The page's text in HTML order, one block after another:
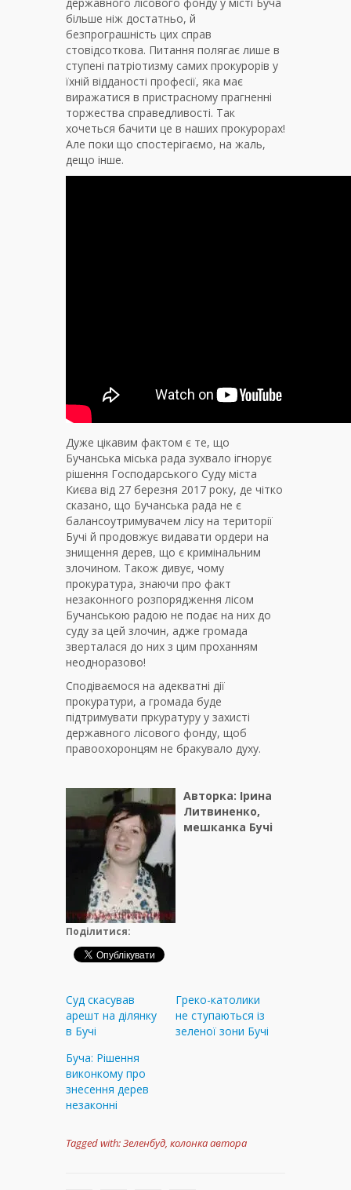
більше ніж достатньо, й
безпрограшність цих справ
стовідсоткова. Питання полягає лише в
ступені патріотизму самих прокурорів у
їхній відданості професії, яка має
виражатися в пристрасному прагненні
торжества справедливості. Так
хочеться бачити це в наших прокурорах!
Але поки що спостерігаємо, на жаль,
дещо інше.
Дуже цікавим фактом є те, що
Бучанська міська рада зухвало ігнорує
рішення Господарського Суду міста
Києва від 27 березня 2017 року, де чітко
сказано, що Бучанська рада не є
балансоутримувачем лісу на території
Бучі й продовжує видавати ордери на
знищення дерев, що є кримінальним
злочином. Також дивує, чому
прокуратура, знаючи про факт
незаконного розпорядження лісом
Бучанською радою не подає на них до
суду за цей злочин, адже громада
зверталася до них з цим проханням
неодноразово!
Сподіваємося на адекватні дії
прокуратури, а громада буде
підтримувати пркуратуру у захисті
державного лісового фонду, щоб
правоохоронцям не бракувало духу.
Авторка: Ірина
Литвиненко,
мешканка Бучі
Поділитися:
Суд скасував
арешт на ділянку
в Бучі
Греко-католики
не ступаються із
зеленої зони Бучі
Буча: Рішення
виконкому про
знесення дерев
незаконні
Tagged with:Зеленбуд, колонка автора